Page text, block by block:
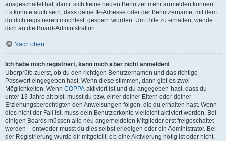
ausgeschaltet hat, damit sich keine neuen Benutzer mehr anmelden können.
Es könnte auch sein, dass deine IP-Adresse oder der Benutzername, mit dem
du dich registrieren möchtest, gesperrt wurden. Um Hilfe zu erhalten, wende
dich an die Board-Administration.
Nach oben
Ich habe mich registriert, kann mich aber nicht anmelden!
Überprüfe zuerst, ob du den richtigen Benutzernamen und das richtige
Passwort eingegeben hast. Wenn diese stimmen, dann gibt es zwei
Möglichkeiten. Wenn COPPA aktiviert ist und du angegeben hast, dass du
unter 13 Jahre alt bist, musst du bzw. einer deiner Eltern oder deiner
Erziehungsberechtigten den Anweisungen folgen, die du erhalten hast. Wenn
dies nicht der Fall ist, muss dein Benutzerkonto vielleicht aktiviert werden. Bei
einigen Boards müssen alle neu angemeldeten Mitglieder erst freigeschaltet
werden – entweder musst du dies selbst erledigen oder ein Administrator. Bei
der Registrierung wurde dir mitgeteilt, ob eine Aktivierung nötig ist oder nicht.